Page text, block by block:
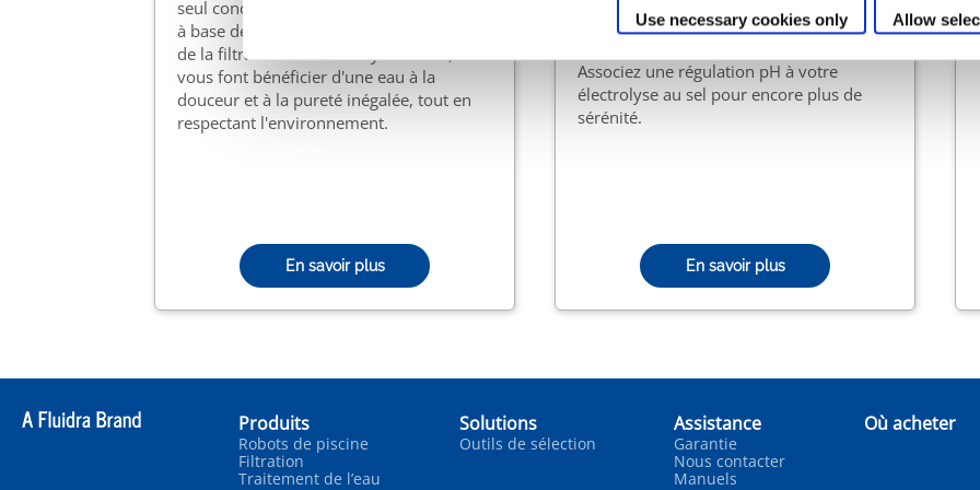
Use necessary cookies only Allow
seul concept: MagnaPool®. Les minéraux
à base de magnésium alliés à la finesse
de la filtration du verre Crystal Clear,
vous font bénéficier d'une eau à la
douceur et à la pureté inégalée, tout en
respectant l'environnement.
En savoir plus
la maintenance est réduite et la
Associez une régulation pH à votre
électrolyse au sel pour encore plus de
sérénité.
En savoir plus
Produits
Robots de piscine
Filtration
Traitement de l’eau
Solutions
Outils de sélection
Assistance
Garantie
Nous contacter
Manuels
Où acheter